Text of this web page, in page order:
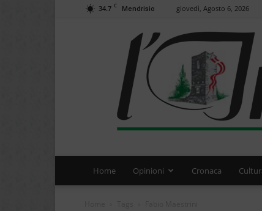
34.7 C Mendrisio giovedì, Agosto 6, 2026
Home Opinioni Cronaca